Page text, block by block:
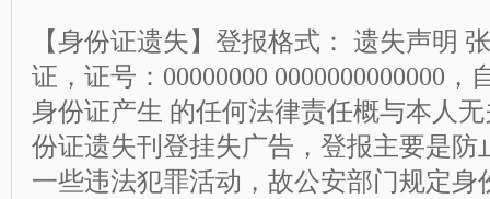
【身份证遗失】登报格式： 遗失声明
证，证号：00000000 0000000000000
身份证产生 的任何法律责任概与本人
份证遗失刊登挂失广告，登报主要是防
一些违法犯罪活动，故公安部门规定身